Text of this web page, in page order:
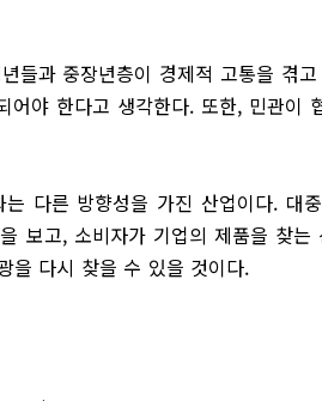
들과 중장년층이 경제적 고통을 겪
어야 한다고 생각한다. 또한, 민관이
는 다른 방향성을 가진 산업이다. 대
보고, 소비자가 기업의 제품을 찾는
을 다시 찾을 수 있을 것이다.